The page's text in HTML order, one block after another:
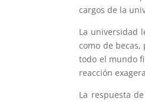
cargos de la
La universidad
como de becas,
todo el mundo
reacción
La respuesta